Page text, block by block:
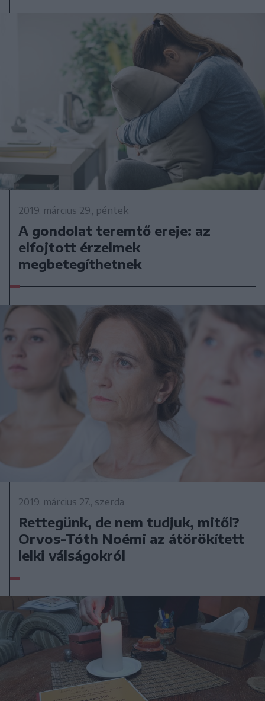
2019. március 29., péntek
A gondolat teremtő ereje: az
elfojtott érzelmek
megbetegíthetnek
2019. március 27., szerda
Rettegünk, de nem tudjuk, mitől?
Orvos-Tóth Noémi az átörökített
lelki válságokról